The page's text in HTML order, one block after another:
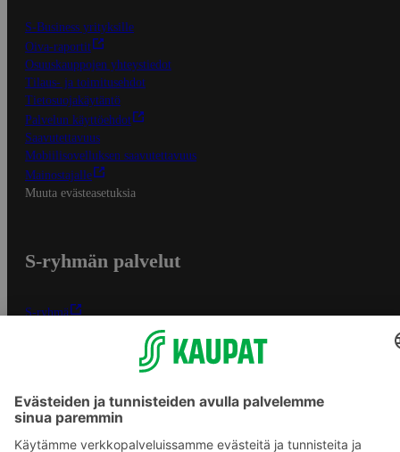
S-Business yrityksille
Oiva-raportit
Osuuskauppojen yhteystiedot
Tilaus- ja toimitusehdot
Tietosuojakäytäntö
Palvelun käyttöehdot
Saavutettavuus
Mobiilisovelluksen saavutettavuus
Mainostajalle
Muuta evästeasetuksia
S-ryhmän palvelut
S-ryhmä
Yhteishyvä Ruoka -sovellus
Sokos.fi
S-Pankki